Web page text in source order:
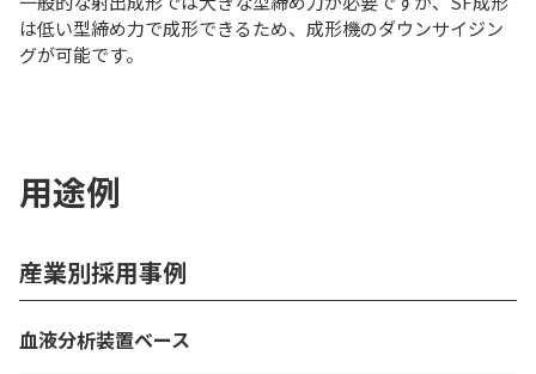
は低い型締め力で成形できるため、成形機のダウンサイジン
グが可能です。
用途例
産業別採用事例
血液分析装置ベース